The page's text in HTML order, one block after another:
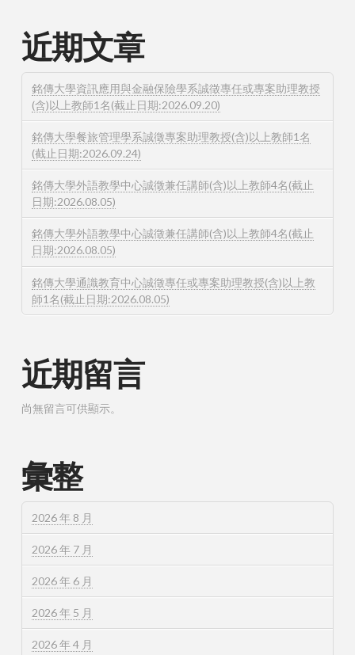
近期文章
銘傳大學資訊應用與金融保險學系誠徵專任或專案助理教授
(含)以上教師1名(截止日期:2026.09.20)
銘傳大學餐旅管理學系誠徵專案助理教授(含)以上教師1名
(截止日期:2026.09.24)
銘傳大學外語教學中心誠徵兼任講師(含)以上教師4名(截止
日期:2026.08.05)
銘傳大學外語教學中心誠徵兼任講師(含)以上教師4名(截止
日期:2026.08.05)
銘傳大學通識教育中心誠徵專任或專案助理教授(含)以上教
師1名(截止日期:2026.08.05)
近期留言
尚無留言可供顯示。
彙整
2026 年 8 月
2026 年 7 月
2026 年 6 月
2026 年 5 月
2026 年 4 月